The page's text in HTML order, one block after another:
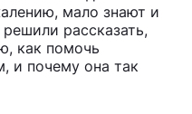
мало знают и
рассказать,
как помочь
и почему она так